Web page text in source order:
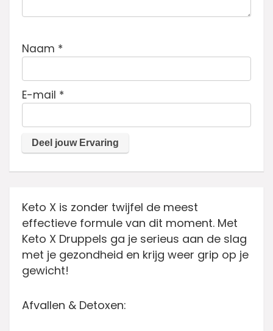
Naam *
E-mail *
Keto X is zonder twijfel de meest
effectieve formule van dit moment. Met
Keto X Druppels ga je serieus aan de slag
met je gezondheid en krijg weer grip op je
gewicht!
Afvallen & Detoxen: